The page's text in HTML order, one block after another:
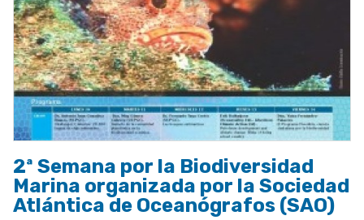
2ª Semana por la Biodiversidad
Marina organizada por la Sociedad
Atlántica de Oceanógrafos (SAO)